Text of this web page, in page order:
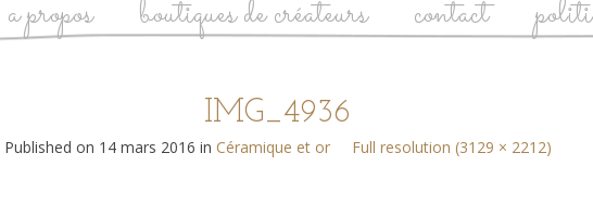
a propos boutiques de créateurs contact
IMG_4936
Published on 14 mars 2016 in Céramique et or Full resolution (3129 × 2212)